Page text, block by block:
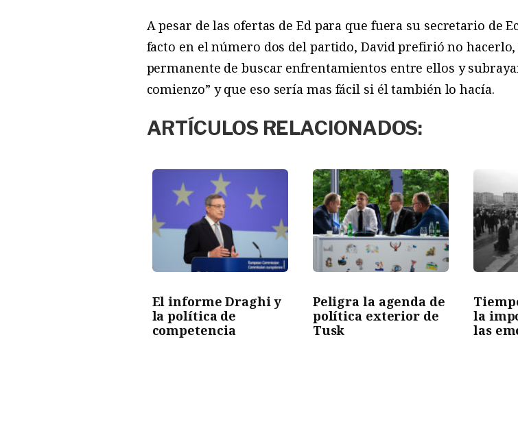
A pesar de las ofertas de Ed para que fuera su secretario de
facto en el número dos del partido, David prefirió no
permanente de buscar enfrentamientos entre ellos y
comienzo” y que eso sería mas fácil si él también lo hacía.
ARTÍCULOS RELACIONADOS:
El informe Draghi y
la política de
competencia
Peligra la agenda de
política exterior de
Tusk
la
las